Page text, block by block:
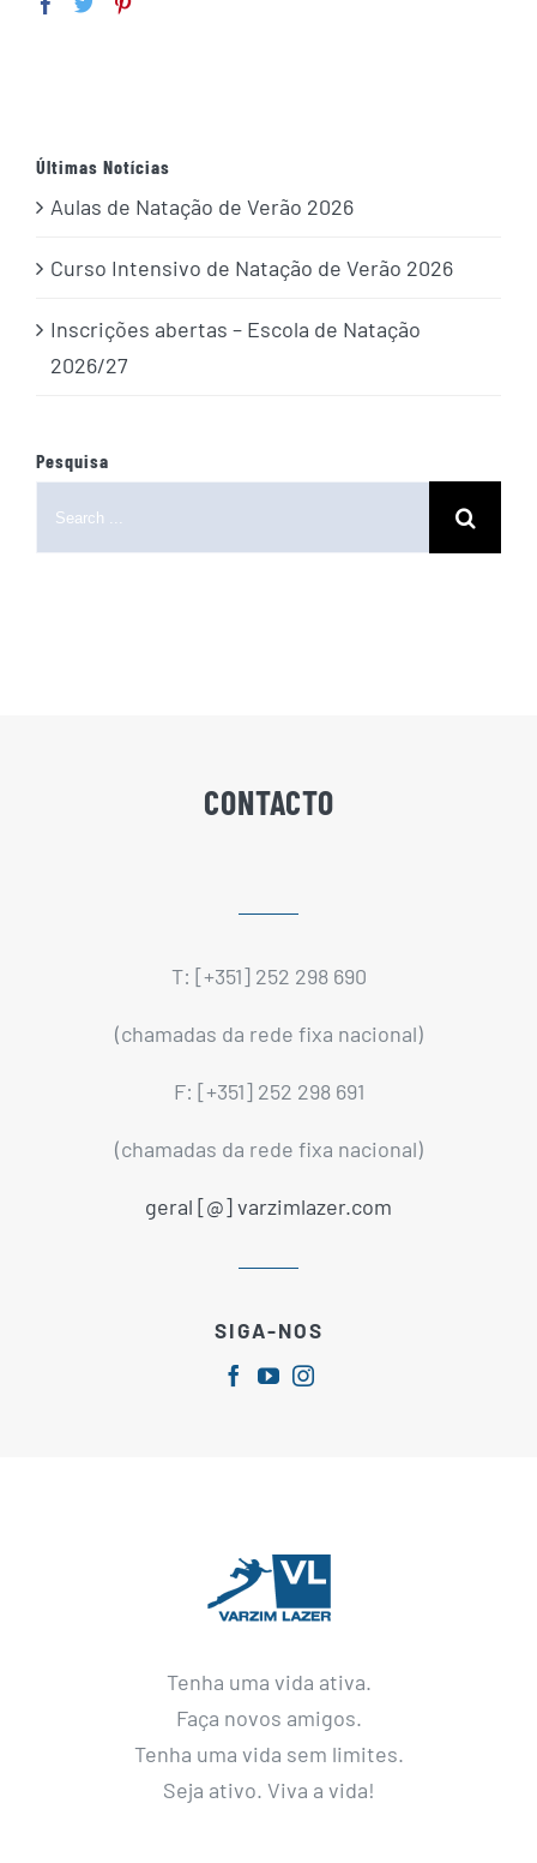
Últimas Notícias
Aulas de Natação de Verão 2026
Curso Intensivo de Natação de Verão 2026
Inscrições abertas – Escola de Natação
2026/27
Pesquisa
CONTACTO
T: [+351] 252 298 690
(chamadas da rede fixa nacional)
F: [+351] 252 298 691
(chamadas da rede fixa nacional)
geral [@] varzimlazer.com
SIGA-NOS
Tenha uma vida ativa.
Faça novos amigos.
Tenha uma vida sem limites.
Seja ativo. Viva a vida!